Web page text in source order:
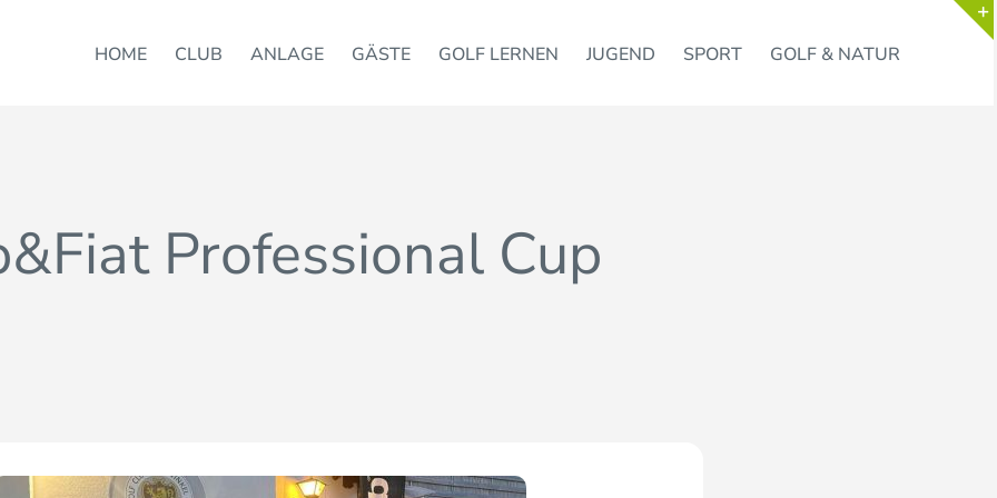
HOME CLUB ANLAGE GÄSTE GOLF LERNEN JUGEND SPORT GOLF & NATUR
Professional Cup